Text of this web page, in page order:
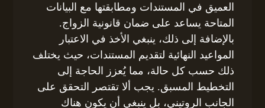
العميق في المستندات ومطابقتها مع البيانات
المتاحة يساعد على ضمان قانونية الزواج.
بالإضافة إلى ذلك، ينبغي الأخذ في الاعتبار
المواعيد النهائية لتقديم المستندات، حيث يختلف
ذلك حسب كل حالة، مما يُعزز الحاجة إلى
التخطيط المسبق. يجب ألا تقتصر التحقق على
الجانب الروتيني، بل ينبغي أن يكون هناك